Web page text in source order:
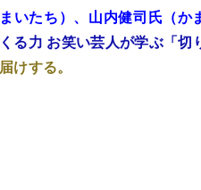
まいたち）、山内健司氏（か
くる力 お笑い芸人が学ぶ「
届けする。